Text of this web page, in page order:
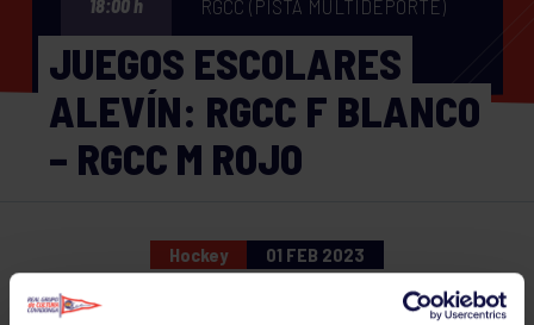
18:00 h RGCC (PISTA MULTIDEPORTE)
JUEGOS ESCOLARES
ALEVÍN: RGCC F BLANCO
– RGCC M ROJO
Hockey 01 FEB 2023